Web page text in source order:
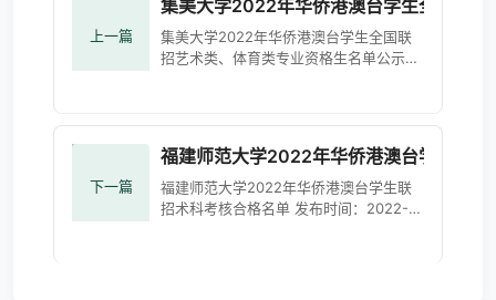
上一篇
集美大学2022年华侨港澳台学生全国联
集美大学2022年华侨港澳台学生全国联
招艺术类、体育类专业资格生名单公示作
下一篇
福建师范大学2022年华侨港澳台学生联招
福建师范大学2022年华侨港澳台学生联
招术科考核合格名单 发布时间：2022-